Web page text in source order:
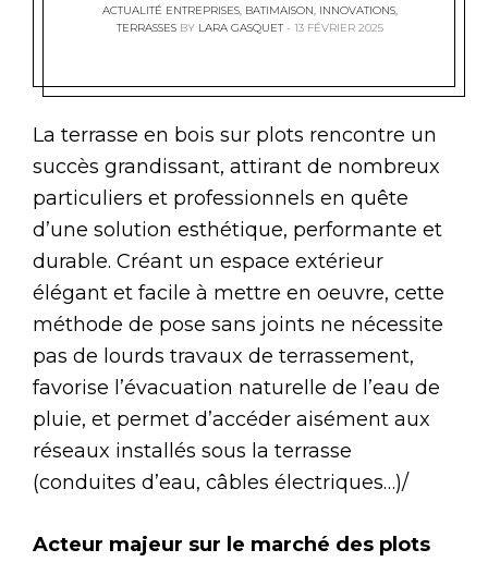
ACTUALITÉ ENTREPRISES, BATIMAISON, INNOVATIONS,
TERRASSES BY LARA GASQUET 13 FÉVRIER 2025
La terrasse en bois sur plots rencontre un
succès grandissant, attirant de nombreux
particuliers et professionnels en quête
d’une solution esthétique, performante et
durable. Créant un espace extérieur
élégant et facile à mettre en oeuvre, cette
méthode de pose sans joints ne nécessite
pas de lourds travaux de terrassement,
favorise l’évacuation naturelle de l’eau de
pluie, et permet d’accéder aisément aux
réseaux installés sous la terrasse
(conduites d’eau, câbles électriques…)/
Acteur majeur sur le marché des plots